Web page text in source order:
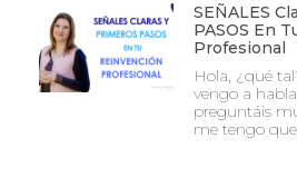
SEÑALES
PASOS En
Profesional
Hola, ¿qué
vengo a
preguntáis
me tengo